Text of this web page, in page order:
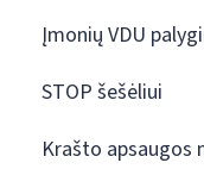
Įmonių VDU
STOP šešėliui
Krašto